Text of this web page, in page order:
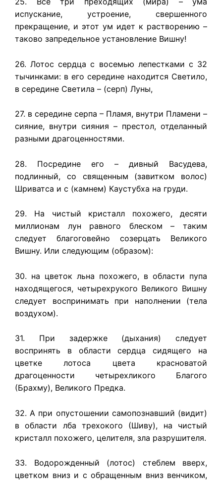
испускание, устроение, свершенного
прекращение, и этот ум идет к растворению –
таково запредельное установление Вишну!
26. Лотос сердца с восемью лепестками с 32
тычинками: в его середине находится Светило,
в середине Светила – (серп) Луны,
27. в середине серпа – Пламя, внутри Пламени –
сияние, внутри сияния – престол, отделанный
разными драгоценностями.
28. Посредине его – дивный Васудева,
подлинный, со священным (завитком волос)
Шриватса и с (камнем) Каустубха на груди.
29. На чистый кристалл похожего, десяти
миллионам лун равного блеском – таким
следует благоговейно созерцать Великого
Вишну. Или следующим (образом):
30. на цветок льна похожего, в области пупа
находящегося, четырехрукого Великого Вишну
следует воспринимать при наполнении (тела
воздухом).
31. При задержке (дыхания) следует
воспринять в области сердца сидящего на
цветке лотоса цвета красноватой
драгоценности четырехликого Благого
(Брахму), Великого Предка.
32. А при опустошении самопознавший (видит)
в области лба трехокого (Шиву), на чистый
кристалл похожего, целителя, зла разрушителя.
33. Водорожденный (лотос) стеблем вверх,
цветком вниз и с обращенным вниз венчиком,